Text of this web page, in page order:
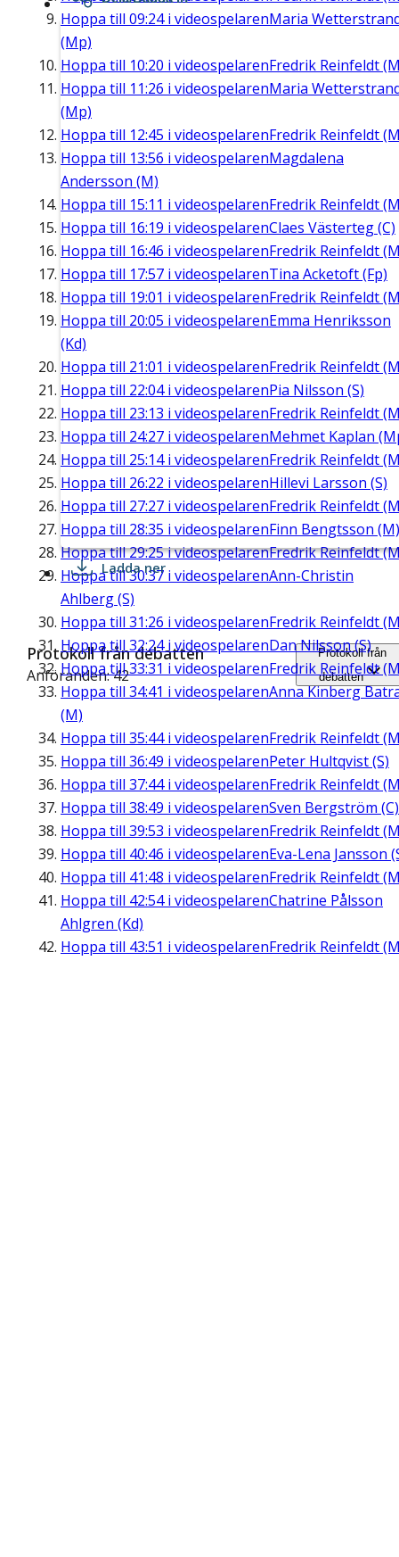
Hoppa till 09:24i videospelarenMaria
(Mp)
Hoppa till 10:20 i videospelarenFredrik Reinfeldt
Hoppa till 11:26 i videospelarenMaria
(Mp)
Hoppa till 12:45 i videospelarenFredrik Reinfeldt
Hoppa till 13:56 i videospelarenMagdalena
Andersson (M)
Hoppa till 15:11 i videospelarenFredrik Reinfeldt
Hoppa till 16:19 i videospelarenClaes Västerteg (C)
Hoppa till 16:46 i videospelarenFredrik Reinfeldt
Hoppa till 17:57 i videospelarenTina Acketoft (Fp)
Hoppa till 19:01 i videospelarenFredrik Reinfeldt
Hoppa till 20:05 i videospelarenEmma Henriksson
(Kd)
Hoppa till 21:01 i videospelarenFredrik Reinfeldt
Hoppa till 22:04i videospelarenPia Nilsson (S)
Hoppa till 23:13 i videospelarenFredrik Reinfeldt
Hoppa till 24:27 i videospelarenMehmet Kaplan
Hoppa till 25:14i videospelarenFredrik Reinfeldt
Hoppa till 26:22 i videospelarenHillevi Larsson (S)
Hoppa till 27:27 i videospelarenFredrik Reinfeldt
Hoppa till 28:35 i videospelarenFinn Bengtsson (M)
Hoppa till29:25i videospelarenFredrik Reinfeldt
Hoppa till30:37 i videospelarenAnn-Christin
Ahlberg (S)
Hoppa till 31:26 i videospelarenFredrik Reinfeldt
Hoppa till 32:24i videospelarenDan Nilsson (S)
Hoppa till33:31 i videospelarenFredrik Reinfeldt
Hoppa till 34:41 i videospelarenAnna Kinberg
(M)
Hoppa till 35:44i videospelarenFredrik Reinfeldt
Hoppa till 36:49 i videospelarenPeter Hultqvist (S)
Hoppa till 37:44i videospelarenFredrik Reinfeldt
Hoppa till 38:49 i videospelarenSven Bergström (C)
Hoppa till 39:53 i videospelarenFredrik Reinfeldt
Hoppa till 40:46 i videospelarenEva-Lena Jansson
Hoppa till 41:48 i videospelarenFredrik Reinfeldt
Hoppa till 42:54i videospelarenChatrine Pålsson
Ahlgren (Kd)
Hoppa till 43:51 i videospelarenFredrik Reinfeldt
Ladda ner
Protokoll från debatten
Anföranden: 42
Protokoll från
debatten